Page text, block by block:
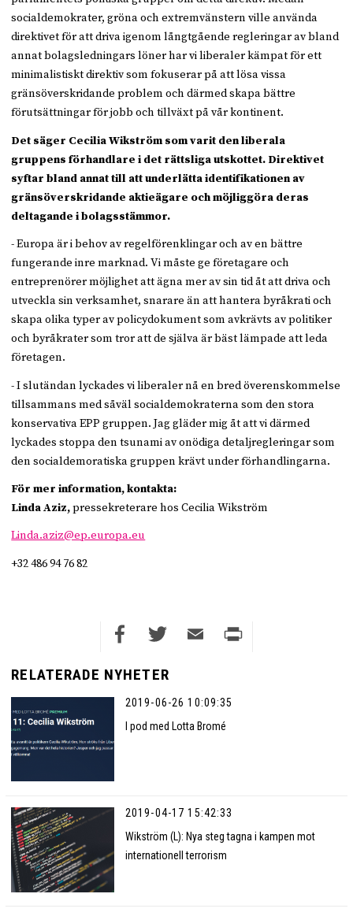
RELATERADE NYHETER
2019-06-26 10:09:35
I pod med Lotta Bromé
2019-04-17 15:42:33
Wikström (L): Nya steg tagna i kampen mot
internationell terrorism
socialdemokrater, gröna och extremvänstern ville använda
direktivet för att driva igenom långtgående regleringar av bland
annat bolagsledningars löner har vi liberaler kämpat för ett
minimalistiskt direktiv som fokuserar på att lösa vissa
gränsöverskridande problem och därmed skapa bättre
förutsättningar för jobb och tillväxt på vår kontinent.
Det säger Cecilia Wikström som varit den liberala
gruppens förhandlare i det rättsliga utskottet. Direktivet
syftar bland annat till att underlätta identifikationen av
gränsöverskridande aktieägare och möjliggöra deras
deltagande i bolagsstämmor.
- Europa är i behov av regelförenklingar och av en bättre
fungerande inre marknad. Vi måste ge företagare och
entreprenörer möjlighet att ägna mer av sin tid åt att driva och
utveckla sin verksamhet, snarare än att hantera byråkrati och
skapa olika typer av policydokument som avkrävts av politiker
och byråkrater som tror att de själva är bäst lämpade att leda
företagen.
- I slutändan lyckades vi liberaler nå en bred överenskommelse
tillsammans med såväl socialdemokraterna som den stora
konservativa EPP gruppen. Jag gläder mig åt att vi därmed
lyckades stoppa den tsunami av onödiga detaljregleringar som
den socialdemoratiska gruppen krävt under förhandlingarna.
För mer information, kontakta:
Linda Aziz,pressekreterare hos Cecilia Wikström
Linda.aziz@ep.europa.eu
+32 486 94 76 82
Facebook
Twitter
Email